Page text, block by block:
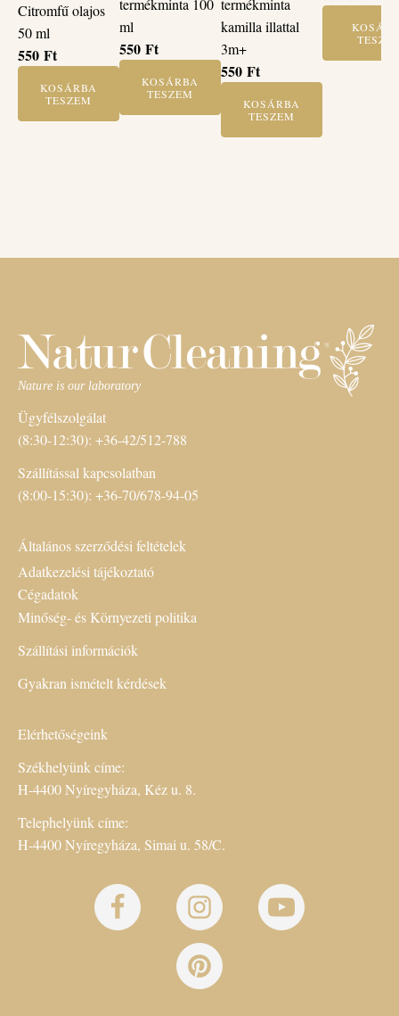
Citromfű olajos
50 ml
550 Ft
KOSÁRBA
TESZEM
termékminta 100
ml
550 Ft
KOSÁRBA
TESZEM
termékminta
kamilla illattal
3m+
550 Ft
KOSÁRBA
TESZEM
Ügyfélszolgálat
(8:30-12:30): +36-42/512-788
Szállítással kapcsolatban
(8:00-15:30): +36-70/678-94-05
Általános szerződési feltételek
Adatkezelési tájékoztató
Cégadatok
Minőség- és Környezeti politika
Szállítási információk
Gyakran ismételt kérdések
Elérhetőségeink
Székhelyünk címe:
H-4400 Nyíregyháza, Kéz u. 8.
Telephelyünk címe:
H-4400 Nyíregyháza, Simai u. 58/C.